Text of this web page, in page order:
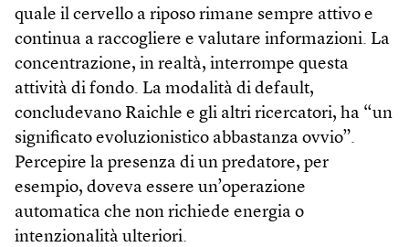
quale il cervello a riposo rimane sempre attivo e
continua a raccogliere e valutare informazioni. La
concentrazione, in realtà, interrompe questa
attività di fondo. La modalità di default,
concludevano Raichle e gli altri ricercatori, ha “un
significato evoluzionistico abbastanza ovvio”.
Percepire la presenza di un predatore, per
esempio, doveva essere un’operazione
automatica che non richiede energia o
intenzionalità ulteriori.